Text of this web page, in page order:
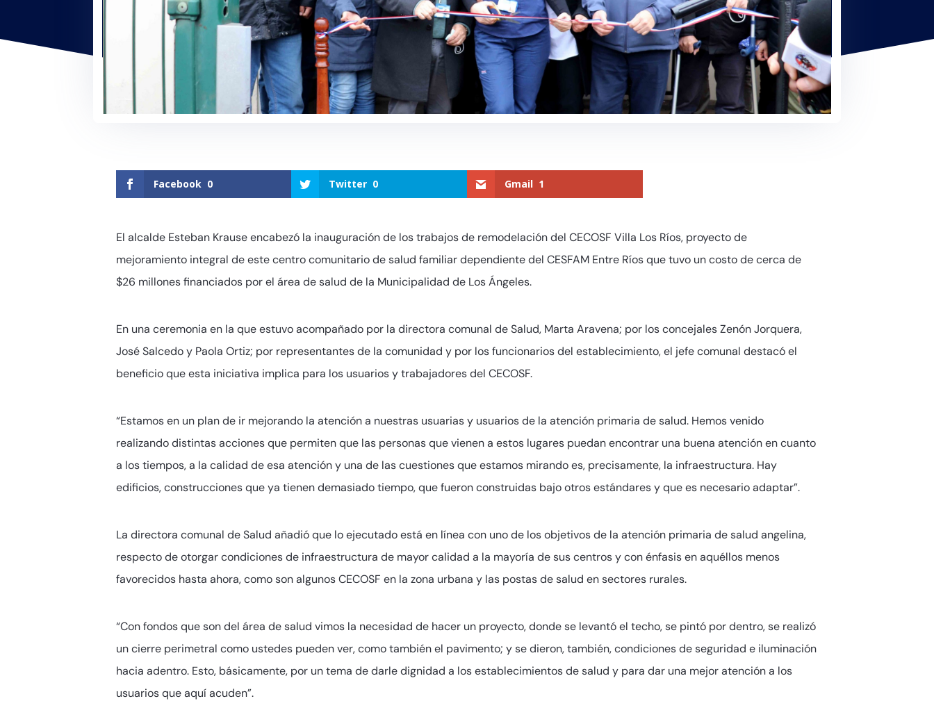
Facebook 0 Twitter 0 Gmail 1
El alcalde Esteban Krause encabezó la inauguración de los trabajos de remodelación del CECOSF Villa Los Ríos, proyecto de
mejoramiento integral de este centro comunitario de salud familiar dependiente del CESFAM Entre Ríos que tuvo un costo de cerca de
$26 millones financiados por el área de salud de la Municipalidad de Los Ángeles.
En una ceremonia en la que estuvo acompañado por la directora comunal de Salud, Marta Aravena; por los concejales Zenón Jorquera,
José Salcedo y Paola Ortiz; por representantes de la comunidad y por los funcionarios del establecimiento, el jefe comunal destacó el
beneficio que esta iniciativa implica para los usuarios y trabajadores del CECOSF.
“Estamos en un plan de ir mejorando la atención a nuestras usuarias y usuarios de la atención primaria de salud. Hemos venido
realizando distintas acciones que permiten que las personas que vienen a estos lugares puedan encontrar una buena atención en cuanto
a los tiempos, a la calidad de esa atención y una de las cuestiones que estamos mirando es, precisamente, la infraestructura. Hay
edificios, construcciones que ya tienen demasiado tiempo, que fueron construidas bajo otros estándares y que es necesario adaptar”.
La directora comunal de Salud añadió que lo ejecutado está en línea con uno de los objetivos de la atención primaria de salud angelina,
respecto de otorgar condiciones de infraestructura de mayor calidad a la mayoría de sus centros y con énfasis en aquéllos menos
favorecidos hasta ahora, como son algunos CECOSF en la zona urbana y las postas de salud en sectores rurales.
“Con fondos que son del área de salud vimos la necesidad de hacer un proyecto, donde se levantó el techo, se pintó por dentro, se realizó
un cierre perimetral como ustedes pueden ver, como también el pavimento; y se dieron, también, condiciones de seguridad e iluminación
hacia adentro. Esto, básicamente, por un tema de darle dignidad a los establecimientos de salud y para dar una mejor atención a los
usuarios que aquí acuden”.